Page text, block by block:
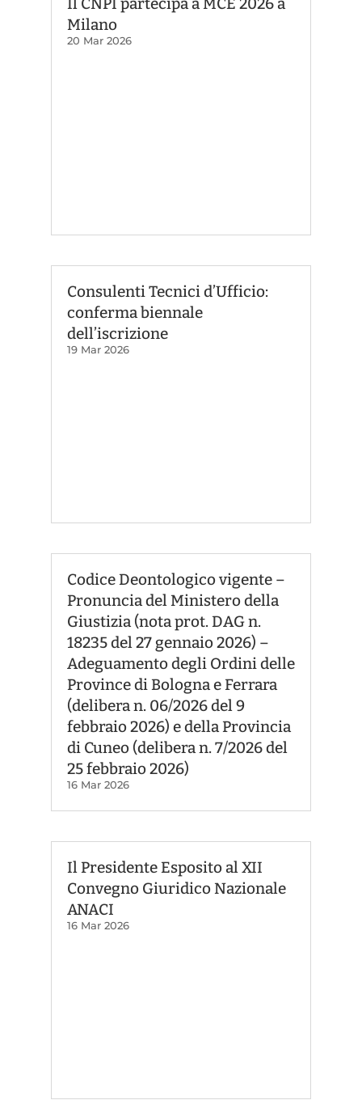
Milano
20 Mar 2026
Consulenti Tecnici d’Ufficio:
conferma biennale
dell’iscrizione
19 Mar 2026
Codice Deontologico vigente –
Pronuncia del Ministero della
Giustizia (nota prot. DAG n.
18235 del 27 gennaio 2026) –
Adeguamento degli Ordini delle
Province di Bologna e Ferrara
(delibera n. 06/2026 del 9
febbraio 2026) e della Provincia
di Cuneo (delibera n. 7/2026 del
25 febbraio 2026)
16 Mar 2026
Il Presidente Esposito al XII
Convegno Giuridico Nazionale
ANACI
16 Mar 2026